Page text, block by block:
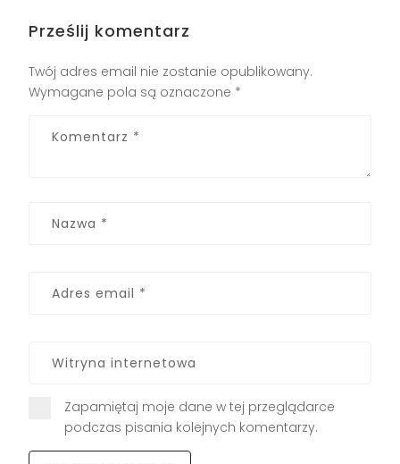
Prześlij komentarz
Twój adres email nie zostanie opublikowany.
Wymagane pola są oznaczone *
Zapamiętaj moje dane w tej przeglądarce
podczas pisania kolejnych komentarzy.